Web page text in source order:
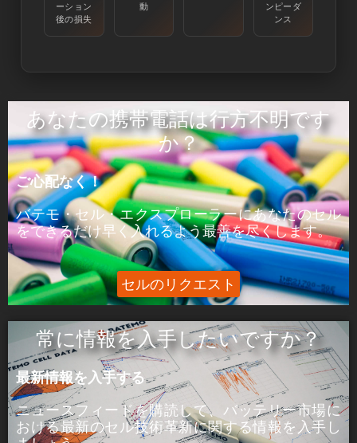
Òé¿ÒâìÒâ½Òé«Òâ╝:
エネルギーは、周囲温度25℃のセルを100％か
せることで測定される。
ÒâæÒâ»Òâ╝:
ピーク電力はセルが5分間供給できる電力であ
る。
þÅ¥Õ£¿:
ピーク電流は、セルが5分間供給できる電流であ
る。
ーション
後の損失
動
ンピーダ
ンス
あなたの携帯電話は行方不明です
か？
ご心配なく！
バテモ・セル・エクスプローラーにあなたのセル
をできるだけ早く入れるよう最善を尽くします。
セルのリクエスト
常に情報を入手したいですか？
最新情報を入手する
ニュースフィードを購読して、バッテリー市場に
おける最新のセル技術革新に関する情報を入手し